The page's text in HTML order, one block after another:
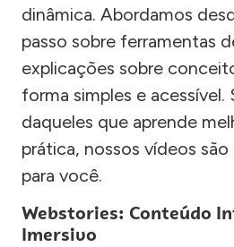
dinâmica. Abordamos
passo sobre ferramentas
explicações sobre
forma simples e acessível.
daqueles que aprende
prática, nossos vídeos
para você.
Webstories: Conteúdo
Imersivo